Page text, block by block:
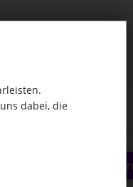
Jetzt kostenlos starten
dabei, die